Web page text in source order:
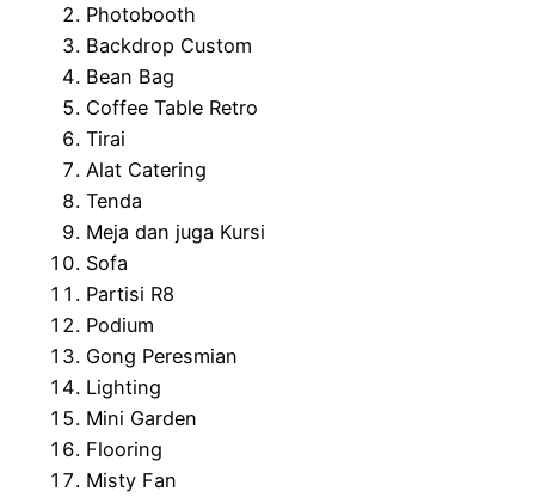
Photobooth
Backdrop Custom
Bean Bag
Coffee Table Retro
Tirai
Alat Catering
Tenda
Meja dan juga Kursi
Sofa
Partisi R8
Podium
Gong Peresmian
Lighting
Mini Garden
Flooring
Misty Fan